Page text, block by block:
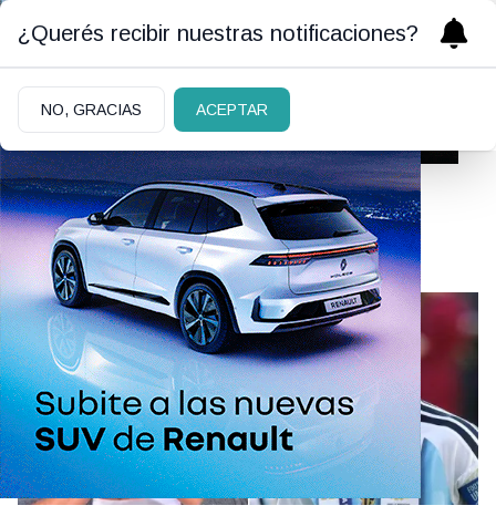
Yanina Latorre
¿Querés recibir nuestras notificaciones?
NO, GRACIAS ACEPTAR